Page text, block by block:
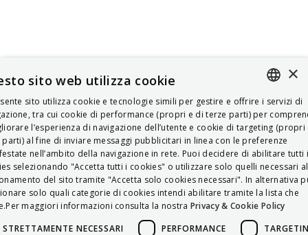
ITALIAN
ENGLISH
FRENCH
HUNGARIAN
DEUTSCH
POLSKI
×
sito web utilizza cookie
sito utilizza cookie e tecnologie simili per gestire e offrire i servizi di
tra cui cookie di performance (propri e di terze parti) per
l’esperienza di navigazione dell’utente e cookie di targeting (propri
parti) al fine di inviare messaggi pubblicitari in linea con le preferenze
nell’ambito della navigazione in rete. Puoi decidere di abilitare tutti i
selezionando "Accetta tutti i cookies" o utilizzare solo quelli necessari al
del sito tramite "Accetta solo cookies necessari". In alternativa
solo quali categorie di cookies intendi abilitare tramite la lista che
maggiori informazioni consulta la nostra Privacy & Cookie Policy
STRETTAMENTE NECESSARI
PERFORMANCE